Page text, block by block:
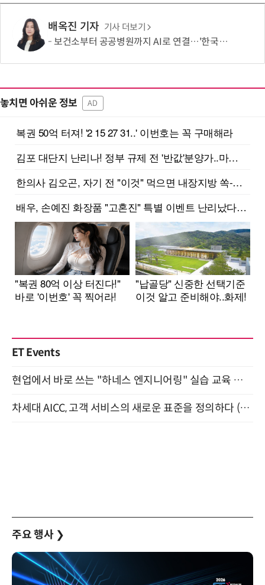
배옥진 기자 기사 더보기
보건소부터 공공병원까지 AI로 연결…'한국형 소버린 의료AI'도 개발
놓치면 아쉬운 정보 AD
ET Events
현업에서 바로 쓰는 "하네스 엔지니어링" 실습 교육 워크숍 8월 20일 개최
차세대 AICC, 고객 서비스의 새로운 표준을 정의하다 (9/9)
주요 행사 ❯